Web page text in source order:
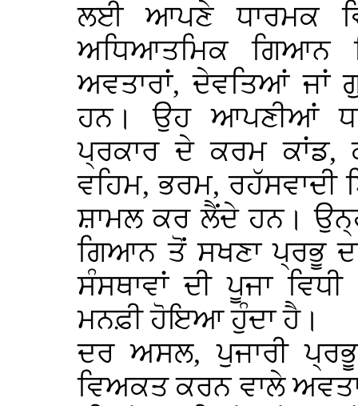
ਲਈ ਆਪਣੇ ਧਾਰਮਕ
ਅਧਿਆਤਮਿਕ ਗਿਆਨ
ਅਵਤਾਰਾਂ, ਦੇਵਤਿਆਂ ਜਾਂ
ਹਨ। ਉਹ ਆਪਣੀਆਂ
ਪ੍ਰਕਾਰ ਦੇ ਕਰਮ ਕਾਂਡ,
ਵਹਿਮ, ਭਰਮ, ਰਹੱਸਵਾਦੀ
ਸ਼ਾਮਲ ਕਰ ਲੈਂਦੇ ਹਨ।
ਗਿਆਨ ਤੋਂ ਸਖਣਾ ਪ੍ਰਭੂ
ਸੰਸਥਾਵਾਂ ਦੀ ਪੂਜਾ
ਮਨਫ਼ੀ ਹੋਇਆ ਹੁੰਦਾ ਹੈ।
ਦਰ ਅਸਲ, ਪੁਜਾਰੀ
ਵਿਅਕਤ ਕਰਨ ਵਾਲੇ